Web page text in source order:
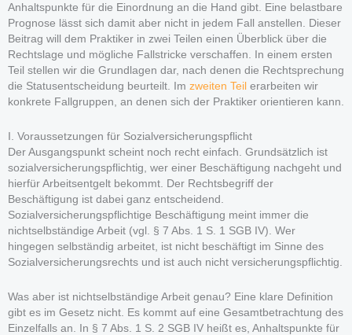
Anhaltspunkte für die Einordnung an die Hand gibt. Eine belastbare
Prognose lässt sich damit aber nicht in jedem Fall anstellen. Dieser
Beitrag will dem Praktiker in zwei Teilen einen Überblick über die
Rechtslage und mögliche Fallstricke verschaffen. In einem ersten
Teil stellen wir die Grundlagen dar, nach denen die Rechtsprechung
die Statusentscheidung beurteilt. Im zweiten Teil erarbeiten wir
konkrete Fallgruppen, an denen sich der Praktiker orientieren kann.
I. Voraussetzungen für Sozialversicherungspflicht
Der Ausgangspunkt scheint noch recht einfach. Grundsätzlich ist
sozialversicherungspflichtig, wer einer Beschäftigung nachgeht und
hierfür Arbeitsentgelt bekommt. Der Rechtsbegriff der
Beschäftigung ist dabei ganz entscheidend.
Sozialversicherungspflichtige Beschäftigung meint immer die
nichtselbständige Arbeit (vgl. § 7 Abs. 1 S. 1 SGB IV). Wer
hingegen selbständig arbeitet, ist nicht beschäftigt im Sinne des
Sozialversicherungsrechts und ist auch nicht versicherungspflichtig.
Was aber ist nichtselbständige Arbeit genau? Eine klare Definition
gibt es im Gesetz nicht. Es kommt auf eine Gesamtbetrachtung des
Einzelfalls an. In § 7 Abs. 1 S. 2 SGB IV heißt es, Anhaltspunkte für